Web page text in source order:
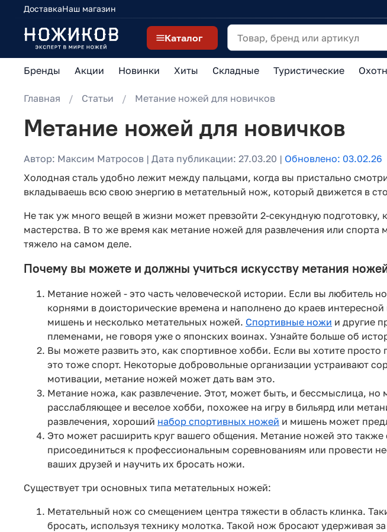
ДоставкаНаш магазин
Каталог
Бренды Акции Новинки Хиты Складные Туристические
Главная Статьи Метание ножей для новичков
Метание ножей для новичков
Автор: Максим Матросов | Дата публикации: 27.03.20 | Обновлено: 03.02.26
Холодная сталь удобно лежит между пальцами, когда вы пристально
вкладываешь всю свою энергию в метательный нож, который движется в
Не так уж много вещей в жизни может превзойти 2-секундную подготовку,
мастерства. В то же время как метание ножей для развлечения или
тяжело на самом деле.
Почему вы можете и должны учиться искусству метания
Метание ножей - это часть человеческой истории. Если вы любитель
корнями в доисторические времена и наполнено до краев
мишень и несколько метательных ножей. Спортивные ножи и другие
племенами, не говоря уже о японских воинах. Узнайте больше об
Вы можете развить это, как спортивное хобби. Если вы хотите
это тоже спорт. Некоторые добровольные организации устраивают
мотивации, метание ножей может дать вам это.
Метание ножа, как развлечение. Этот, может быть, и бессмыслица,
расслабляющее и веселое хобби, похожее на игру в бильярд или
развлечения, хороший набор спортивных ножей и мишень может
Это может расширить круг вашего общения. Метание ножей это
присоединиться к профессиональным соревнованиям или провести
ваших друзей и научить их бросать ножи.
Существует три основных типа метательных ножей:
Метательный нож со смещением центра тяжести в область клинка.
бросать, используя технику молотка. Такой нож бросают удерживая за